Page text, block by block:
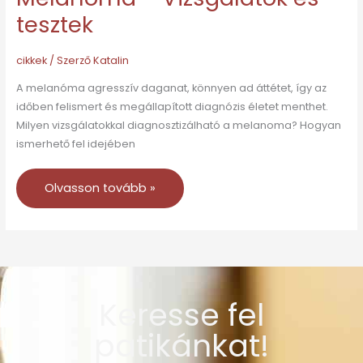
tesztek
cikkek/ SzerzőKatalin
A melanóma agresszív daganat, könnyen ad áttétet, így az
időben felismert és megállapított diagnózis életet menthet.
Milyen vizsgálatokkal diagnosztizálható a melanoma? Hogyan
ismerhető fel idejében
Olvasson tovább »
Keresse fel
patikánkat!